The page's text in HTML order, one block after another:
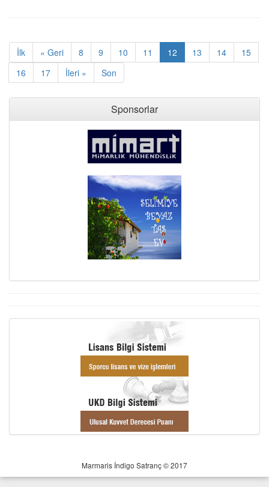
İlk « Geri 8 9 10 11 12 13 14
15
16
17 İleri » Son
Sponsorlar
Marmaris İndigo Satranç © 2017